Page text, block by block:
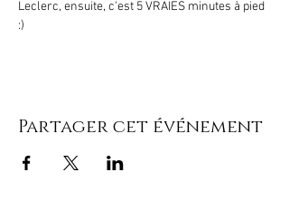
Leclerc, ensuite, c'est 5 VRAIES minutes à pied
:)
Partager cet événement